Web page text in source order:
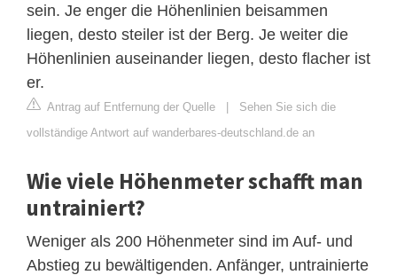
sein. Je enger die Höhenlinien beisammen
liegen, desto steiler ist der Berg. Je weiter die
Höhenlinien auseinander liegen, desto flacher ist
er.
Antrag auf Entfernung der Quelle | Sehen Sie sich die
vollständige Antwort auf wanderbares-deutschland.de an
Wie viele Höhenmeter schafft man
untrainiert?
Weniger als 200 Höhenmeter sind im Auf- und
Abstieg zu bewältigenden. Anfänger, untrainierte